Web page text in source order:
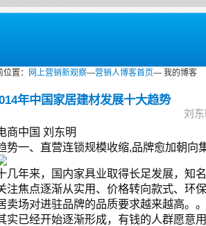
置： 网上营销新观察—营销人博客首页— 我的博客
年中国家居建材发展十大趋势
刘
商中国 刘东明
势一、直营连锁规模收缩,品牌愈加朝
几年来，国内家具业取得长足发展，知
注焦点逐渐从实用、价格转向款式、环
卖场对进驻品牌的品质要求越来越高。
实已经开始逐渐形成，有钱的人群愿意